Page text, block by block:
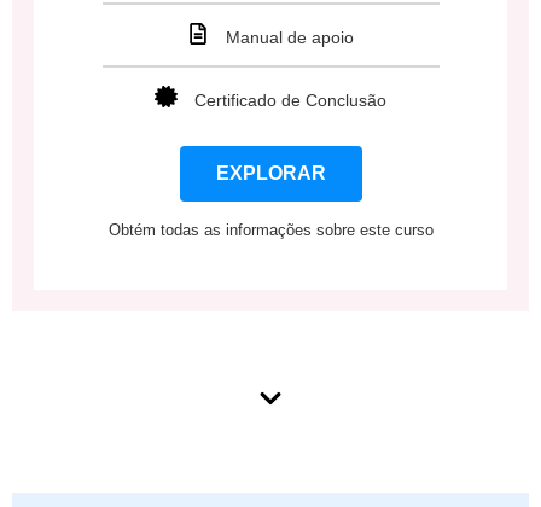
Manual de apoio
Certificado de Conclusão
EXPLORAR
Obtém todas as informações sobre este curso